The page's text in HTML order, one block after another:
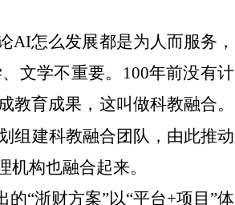
AI怎么发展都是为人而服务，
文学不重要。100年前没有计
教育成果，这叫做科教融合。
组建科教融合团队，由此推动
构也融合起来。
“浙财方案”以“平台+项目”体